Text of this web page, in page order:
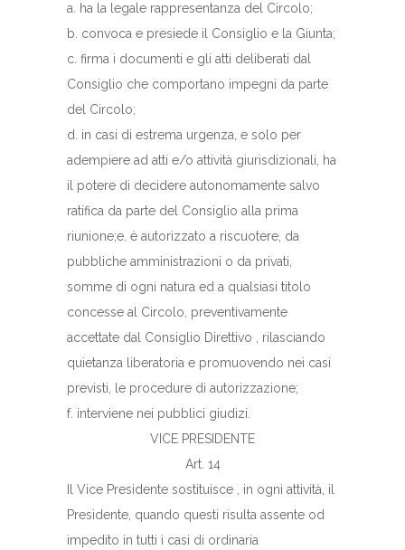
a. ha la legale rappresentanza del Circolo;
b. convoca e presiede il Consiglio e la Giunta;
c. firma i documenti e gli atti deliberati dal
Consiglio che comportano impegni da parte
del Circolo;
d. in casi di estrema urgenza, e solo per
adempiere ad atti e/o attività giurisdizionali, ha
il potere di decidere autonomamente salvo
ratifica da parte del Consiglio alla prima
riunione;e. è autorizzato a riscuotere, da
pubbliche amministrazioni o da privati,
somme di ogni natura ed a qualsiasi titolo
concesse al Circolo, preventivamente
accettate dal Consiglio Direttivo , rilasciando
quietanza liberatoria e promuovendo nei casi
previsti, le procedure di autorizzazione;
f. interviene nei pubblici giudizi.
VICE PRESIDENTE
Art. 14
Il Vice Presidente sostituisce , in ogni attività, il
Presidente, quando questi risulta assente od
impedito in tutti i casi di ordinaria